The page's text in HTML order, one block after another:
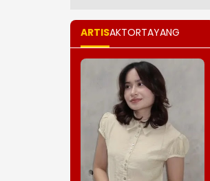
ARTISAKTORTAYANG